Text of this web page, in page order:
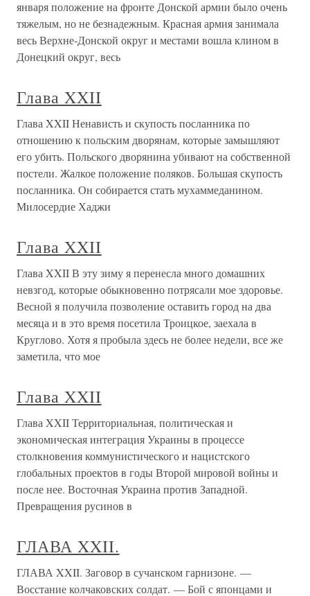
января положение на фронте Донской армии было очень
тяжелым, но не безнадежным. Красная армия занимала
весь Верхне-Донской округ и местами вошла клином в
Донецкий округ, весь
Глава XXII
Глава XXII Ненависть и скупость посланника по
отношению к польским дворянам, которые замышляют
его убить. Польского дворянина убивают на собственной
постели. Жалкое положение поляков. Большая скупость
посланника. Он собирается стать мухаммеданином.
Милосердие Хаджи
Глава XXII
Глава XXII В эту зиму я перенесла много домашних
невзгод, которые обыкновенно потрясали мое здоровье.
Весной я получила позволение оставить город на два
месяца и в это время посетила Троицкое, заехала в
Круглово. Хотя я пробыла здесь не более недели, все же
заметила, что мое
Глава XXII
Глава XXII Территориальная, политическая и
экономическая интеграция Украины в процессе
столкновения коммунистического и нацистского
глобальных проектов в годы Второй мировой войны и
после нее. Восточная Украина против Западной.
Превращения русинов в
ГЛАВА XXII.
ГЛАВА XXII. Заговор в сучанском гарнизоне. —
Восстание колчаковских солдат. — Бой с японцами и